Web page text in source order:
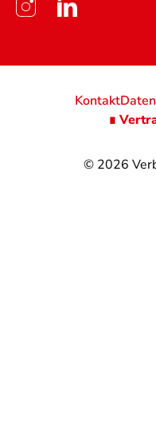
© 2026
Kontakt
∎